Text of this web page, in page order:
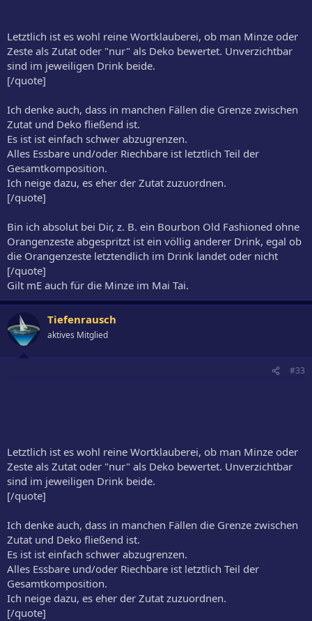
Letztlich ist es wohl reine Wortklauberei, ob man Minze oder
Zeste als Zutat oder "nur" als Deko bewertet. Unverzichtbar
sind im jeweiligen Drink beide.
[/quote]
Ich denke auch, dass in manchen Fällen die Grenze zwischen
Zutat und Deko fließend ist.
Es ist ist einfach schwer abzugrenzen.
Alles Essbare und/oder Riechbare ist letztlich Teil der
Gesamtkomposition.
Ich neige dazu, es eher der Zutat zuzuordnen.
[/quote]
Bin ich absolut bei Dir, z. B. ein Bourbon Old Fashioned ohne
Orangenzeste abgespritzt ist ein völlig anderer Drink, egal ob
die Orangenzeste letztendlich im Drink landet oder nicht
[/quote]
Gilt mE auch für die Minze im Mai Tai.
Tiefenrausch
aktives Mitglied
#33
Letztlich ist es wohl reine Wortklauberei, ob man Minze oder
Zeste als Zutat oder "nur" als Deko bewertet. Unverzichtbar
sind im jeweiligen Drink beide.
[/quote]
Ich denke auch, dass in manchen Fällen die Grenze zwischen
Zutat und Deko fließend ist.
Es ist ist einfach schwer abzugrenzen.
Alles Essbare und/oder Riechbare ist letztlich Teil der
Gesamtkomposition.
Ich neige dazu, es eher der Zutat zuzuordnen.
[/quote]